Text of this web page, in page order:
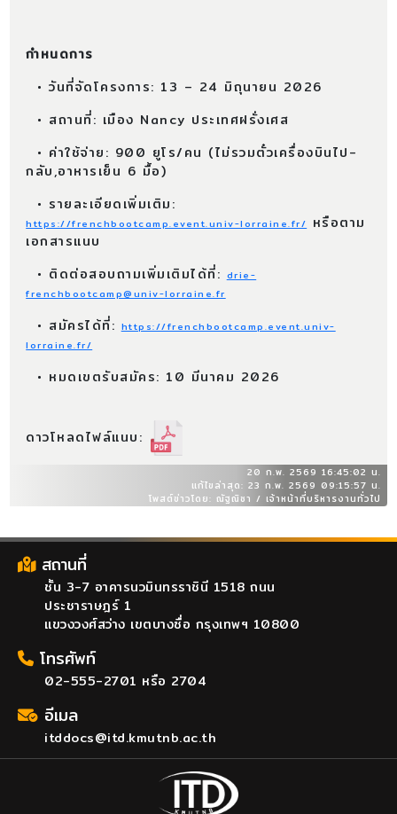
กำหนดการ
• วันที่จัดโครงการ: 13 – 24 มิถุนายน 2026
• สถานที่: เมือง Nancy ประเทศฝรั่งเศส
• ค่าใช้จ่าย: 900 ยูโร/คน (ไม่รวมตั๋วเครื่องบินไป-
กลับ,อาหารเย็น 6 มื้อ)
• รายละเอียดเพิ่มเติม:
https://frenchbootcamp.event.univ-lorraine.fr/ หรือตาม
เอกสารแนบ
• ติดต่อสอบถามเพิ่มเติมได้ที่: drie-
frenchbootcamp@univ-lorraine.fr
• สมัครได้ที่: https://frenchbootcamp.event.univ-
lorraine.fr/
• หมดเขตรับสมัคร: 10 มีนาคม 2026
ดาวโหลดไฟล์แนบ:
20 ก.พ. 2569 16:45:02 น.
แก้ไขล่าสุด: 23 ก.พ. 2569 09:15:57 น.
โพสต์ข่าวโดย: ณัฐณิชา / เจ้าหน้าที่บริหารงานทั่วไป
สถานที่
ชั้น 3-7 อาคารนวมินทรราชินี 1518 ถนน
ประชาราษฎร์ 1
แขวงวงศ์สว่าง เขตบางซื่อ กรุงเทพฯ 10800
โทรศัพท์
02-555-2701 หรือ 2704
อีเมล
itddocs@itd.kmutnb.ac.th